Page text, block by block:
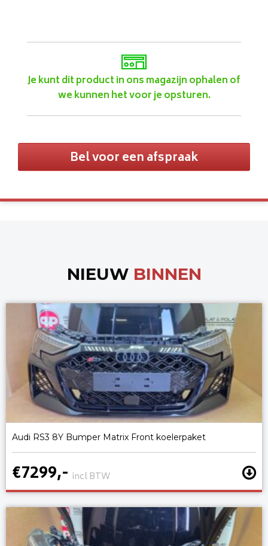
Je kunt dit product in ons magazijn ophalen of
we kunnen het voor je opsturen.
Bel voor een afspraak
NIEUW BINNEN
Audi RS3 8Y Bumper Matrix Front koelerpaket
€7299,- incl BTW